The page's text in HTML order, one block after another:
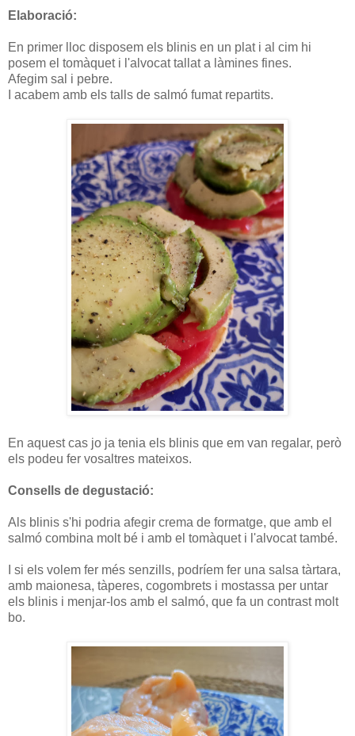
Elaboració:
En primer lloc disposem els blinis en un plat i al cim hi
posem el tomàquet i l'alvocat tallat a làmines fines.
Afegim sal i pebre.
I acabem amb els talls de salmó fumat repartits.
En aquest cas jo ja tenia els blinis que em van regalar, però
els podeu fer vosaltres mateixos.
Consells de degustació:
Als blinis s'hi podria afegir crema de formatge, que amb el
salmó combina molt bé i amb el tomàquet i l'alvocat també.
I si els volem fer més senzills, podríem fer una salsa tàrtara,
amb maionesa, tàperes, cogombrets i mostassa per untar
els blinis i menjar-los amb el salmó, que fa un contrast molt
bo.